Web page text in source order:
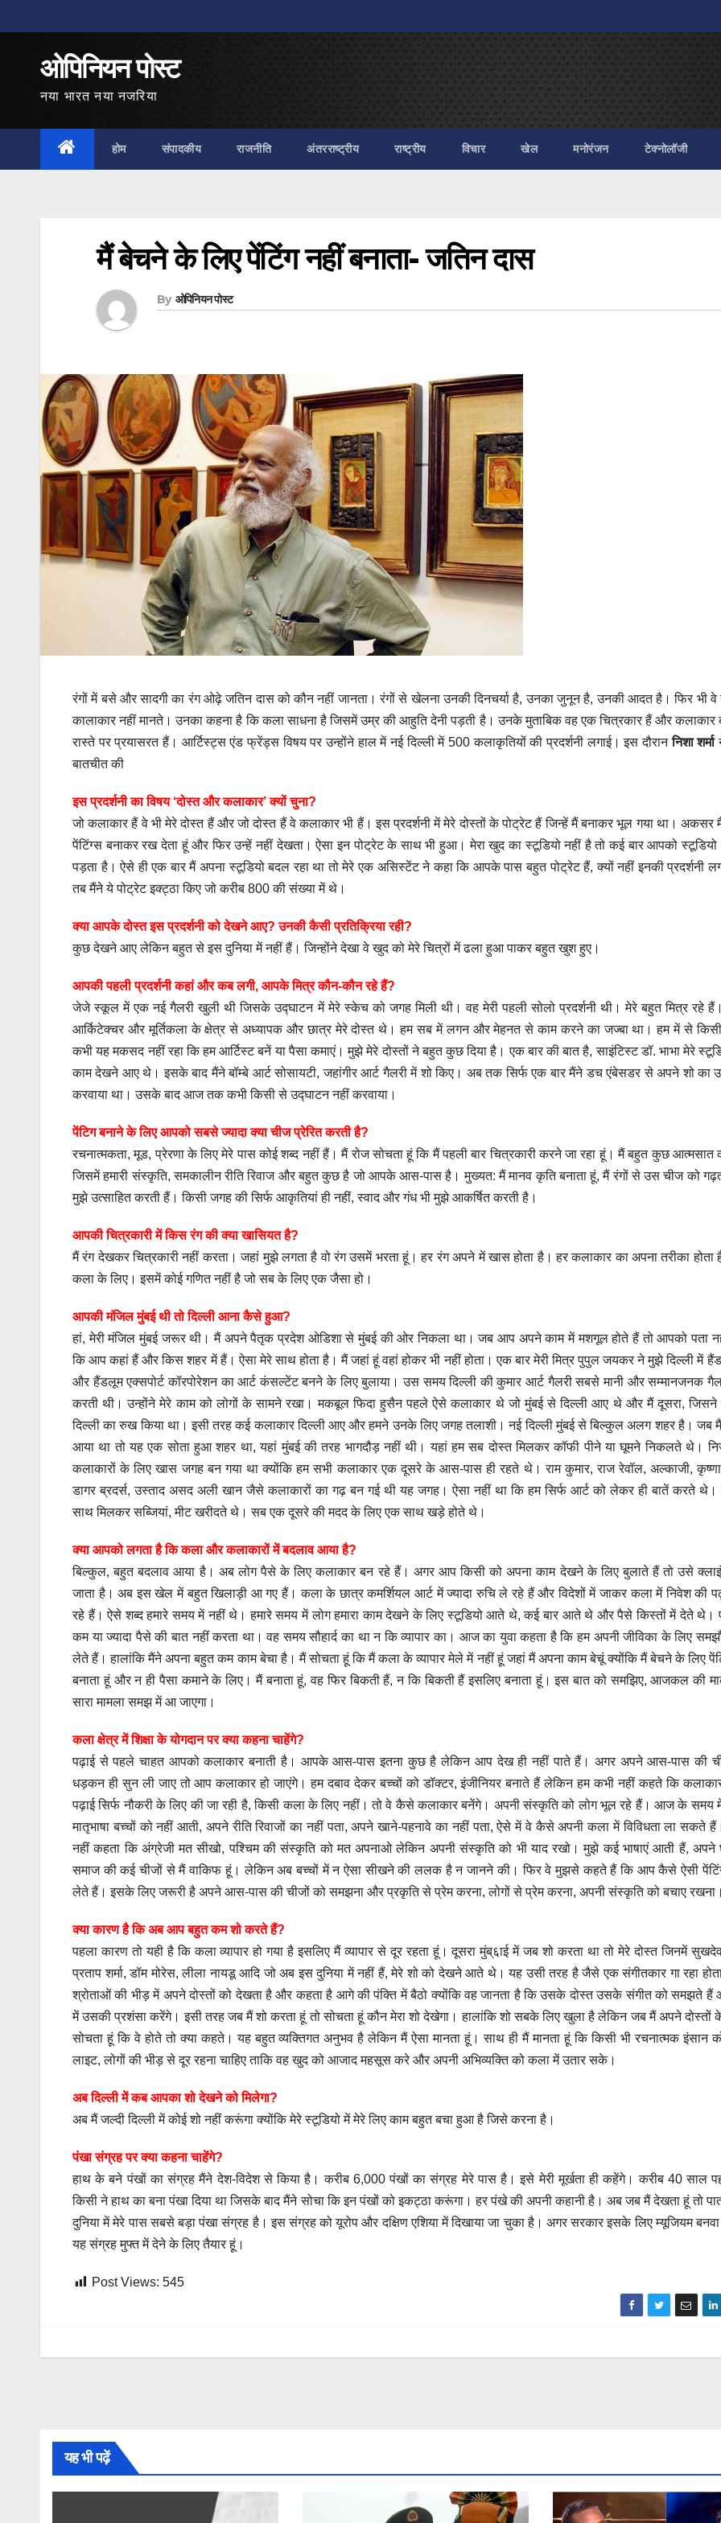
to
ओपिनियन पोस्ट
नया भारत नया नजरिया
होम संपादकीय राजनीति अंतरराष्ट्रीय राष्ट्रीय विचार खेल मनोरंजन टेक्नोलॉजी
मैं बेचने के लिए पेंटिंग नहीं बनाता- जतिन दास
By ओपिनियन पोस्ट
रंगों में बसे और सादगी का रंग ओढ़े जतिन दास को कौन नहीं जानता। रंगों से खेलना उनकी दिनचर्या है, उनका जुनून है, उनकी आदत है। फिर भी
कालाकार नहीं मानते। उनका कहना है कि कला साधना है जिसमें उम्र की आहुति देनी पड़ती है। उनके मुताबिक वह एक चित्रकार हैं और
रास्ते पर प्रयासरत हैं। आर्टिस्ट्स एंड फ्रेंड्स विषय पर उन्होंने हाल में नई दिल्ली में 500 कलाकृतियों की प्रदर्शनी लगाई। इस दौराननिशा शर्मा
बातचीत की
इस प्रदर्शनी का विषय ‘दोस्त और कलाकार’ क्यों चुना?
जो कलाकार हैं वे भी मेरे दोस्त हैं और जो दोस्त हैं वे कलाकार भी हैं। इस प्रदर्शनी में मेरे दोस्तों के पोट्रेट हैं जिन्हें मैं बनाकर भूल गया था। अकसर
पेंटिंग्स बनाकर रख देता हूं और फिर उन्हें नहीं देखता। ऐसा इन पोट्रेट के साथ भी हुआ। मेरा खुद का स्टूडियो नहीं है तो कई बार आपको स्टूडियो
पड़ता है। ऐसे ही एक बार मैं अपना स्टूडियो बदल रहा था तो मेरे एक असिस्टेंट ने कहा कि आपके पास बहुत पोट्रेट हैं, क्यों नहीं इनकी प्रदर्शनी
तब मैंने ये पोट्रेट इक्ट्ठा किए जो करीब 800 की संख्या में थे।
क्या आपके दोस्त इस प्रदर्शनी को देखने आए? उनकी कैसी प्रतिक्रिया रही?
कुछ देखने आए लेकिन बहुत से इस दुनिया में नहीं हैं। जिन्होंने देखा वे खुद को मेरे चित्रों में ढला हुआ पाकर बहुत खुश हुए।
आपकी पहली प्रदर्शनी कहां और कब लगी, आपके मित्र कौन-कौन रहे हैं?
जेजे स्कूल में एक नई गैलरी खुली थी जिसके उद्घाटन में मेरे स्केच को जगह मिली थी। वह मेरी पहली सोलो प्रदर्शनी थी। मेरे बहुत मित्र रहे
आर्किटेक्चर और मूर्तिकला के क्षेत्र से अध्यापक और छात्र मेरे दोस्त थे। हम सब में लगन और मेहनत से काम करने का जज्बा था। हम में से
कभी यह मकसद नहीं रहा कि हम आर्टिस्ट बनें या पैसा कमाएं। मुझे मेरे दोस्तों ने बहुत कुछ दिया है। एक बार की बात है, साइंटिस्ट डॉ. भाभा मेरे
काम देखने आए थे। इसके बाद मैंने बॉम्बे आर्ट सोसायटी, जहांगीर आर्ट गैलरी में शो किए। अब तक सिर्फ एक बार मैंने डच एंबेसडर से अपने शो का
करवाया था। उसके बाद आज तक कभी किसी से उद्घाटन नहीं करवाया।
पेंटिग बनाने के लिए आपको सबसे ज्यादा क्या चीज प्रेरित करती है?
रचनात्मकता, मूड, प्रेरणा के लिए मेरे पास कोई शब्द नहीं हैं। मैं रोज सोचता हूं कि मैं पहली बार चित्रकारी करने जा रहा हूं। मैं बहुत कुछ आत्मसात
जिसमें हमारी संस्कृति, समकालीन रीति रिवाज और बहुत कुछ है जो आपके आस-पास है। मुख्यत: मैं मानव कृति बनाता हूं, मैं रंगों से उस चीज को
मुझे उत्साहित करती हैं। किसी जगह की सिर्फ आकृतियां ही नहीं, स्वाद और गंध भी मुझे आकर्षित करती है।
आपकी चित्रकारी में किस रंग की क्या खासियत है?
मैं रंग देखकर चित्रकारी नहीं करता। जहां मुझे लगता है वो रंग उसमें भरता हूं। हर रंग अपने में खास होता है। हर कलाकार का अपना तरीका होता
कला के लिए। इसमें कोई गणित नहीं है जो सब के लिए एक जैसा हो।
आपकी मंजिल मुंबई थी तो दिल्ली आना कैसे हुआ?
हां, मेरी मंजिल मुंबई जरूर थी। मैं अपने पैतृक प्रदेश ओडिशा से मुंबई की ओर निकला था। जब आप अपने काम में मशगूल होते हैं तो आपको पता
कि आप कहां हैं और किस शहर में हैं। ऐसा मेरे साथ होता है। मैं जहां हूं वहां होकर भी नहीं होता। एक बार मेरी मित्र पुपुल जयकर ने मुझे दिल्ली में
और हैंडलूम एक्सपोर्ट कॉरपोरेशन का आर्ट कंसल्टेंट बनने के लिए बुलाया। उस समय दिल्ली की कुमार आर्ट गैलरी सबसे मानी और सम्मानजनक
करती थी। उन्होंने मेरे काम को लोगों के सामने रखा। मकबूल फिदा हुसैन पहले ऐसे कलाकार थे जो मुंबई से दिल्ली आए थे और मैं दूसरा, जिसने
दिल्ली का रुख किया था। इसी तरह कई कलाकार दिल्ली आए और हमने उनके लिए जगह तलाशी। नई दिल्ली मुंबई से बिल्कुल अलग शहर है। जब मैं
आया था तो यह एक सोता हुआ शहर था, यहां मुंबई की तरह भागदौड़ नहीं थी। यहां हम सब दोस्त मिलकर कॉफी पीने या घूमने निकलते थे।
कलाकारों के लिए खास जगह बन गया था क्योंकि हम सभी कलाकार एक दूसरे के आस-पास ही रहते थे। राम कुमार, राज रेवॉल, अल्काजी,
डागर ब्रदर्स, उस्ताद असद अली खान जैसे कलाकारों का गढ़ बन गई थी यह जगह। ऐसा नहीं था कि हम सिर्फ आर्ट को लेकर ही बातें करते
साथ मिलकर सब्जियां, मीट खरीदते थे। सब एक दूसरे की मदद के लिए एक साथ खड़े होते थे।
क्या आपको लगता है कि कला और कलाकारों में बदलाव आया है?
बिल्कुल, बहुत बदलाव आया है। अब लोग पैसे के लिए कलाकार बन रहे हैं। अगर आप किसी को अपना काम देखने के लिए बुलाते हैं तो उसे
जाता है। अब इस खेल में बहुत खिलाड़ी आ गए हैं। कला के छात्र कमर्शियल आर्ट में ज्यादा रुचि ले रहे हैं और विदेशों में जाकर कला में निवेश की
रहे हैं। ऐसे शब्द हमारे समय में नहीं थे। हमारे समय में लोग हमारा काम देखने के लिए स्टूडियो आते थे, कई बार आते थे और पैसे किस्तों में देते थे।
कम या ज्यादा पैसे की बात नहीं करता था। वह समय सौहार्द का था न कि व्यापार का। आज का युवा कहता है कि हम अपनी जीविका के लिए
लेते हैं। हालांकि मैंने अपना बहुत कम काम बेचा है। मैं सोचता हूं कि मैं कला के व्यापार मेले में नहीं हूं जहां मैं अपना काम बेचूं क्योंकि मैं बेचने के लिए
बनाता हूं और न ही पैसा कमाने के लिए। मैं बनाता हूं, वह फिर बिकती हैं, न कि बिकती हैं इसलिए बनाता हूं। इस बात को समझिए, आजकल की
सारा मामला समझ में आ जाएगा।
कला क्षेत्र में शिक्षा के योगदान पर क्या कहना चाहेंगे?
पढ़ाई से पहले चाहत आपको कलाकार बनाती है। आपके आस-पास इतना कुछ है लेकिन आप देख ही नहीं पाते हैं। अगर अपने आस-पास की
धड़कन ही सुन ली जाए तो आप कलाकार हो जाएंगे। हम दबाव देकर बच्चों को डॉक्टर, इंजीनियर बनाते हैं लेकिन हम कभी नहीं कहते कि
पढ़ाई सिर्फ नौकरी के लिए की जा रही है, किसी कला के लिए नहीं। तो वे कैसे कलाकार बनेंगे। अपनी संस्कृति को लोग भूल रहे हैं। आज के समय
मातृभाषा बच्चों को नहीं आती, अपने रीति रिवाजों का नहीं पता, अपने खाने-पहनावे का नहीं पता, ऐसे में वे कैसे अपनी कला में विविधता ला सकते
नहीं कहता कि अंग्रेजी मत सीखो, पश्चिम की संस्कृति को मत अपनाओ लेकिन अपनी संस्कृति को भी याद रखो। मुझे कई भाषाएं आती हैं, अपने
समाज की कई चीजों से मैं वाकिफ हूं। लेकिन अब बच्चों में न ऐसा सीखने की ललक है न जानने की। फिर वे मुझसे कहते हैं कि आप कैसे ऐसी
लेते हैं। इसके लिए जरूरी है अपने आस-पास की चीजों को समझना और प्रकृति से प्रेम करना, लोगों से प्रेम करना, अपनी संस्कृति को बचाए रखना।
क्या कारण है कि अब आप बहुत कम शो करते हैं?
पहला कारण तो यही है कि कला व्यापार हो गया है इसलिए मैं व्यापार से दूर रहता हूं। दूसरा मुंब्६ाई में जब शो करता था तो मेरे दोस्त जिनमें
प्रताप शर्मा, डॉम मोरेस, लीला नायडू आदि जो अब इस दुनिया में नहीं हैं, मेरे शो को देखने आते थे। यह उसी तरह है जैसे एक संगीतकार गा रहा
श्रोताओं की भीड़ में अपने दोस्तों को देखता है और कहता है आगे की पंक्ति में बैठो क्योंकि वह जानता है कि उसके दोस्त उसके संगीत को समझते हैं
में उसकी प्रशंसा करेंगे। इसी तरह जब मैं शो करता हूं तो सोचता हूं कौन मेरा शो देखेगा। हालांकि शो सबके लिए खुला है लेकिन जब मैं अपने दोस्तों
सोचता हूं कि वे होते तो क्या कहते। यह बहुत व्यक्तिगत अनुभव है लेकिन मैं ऐसा मानता हूं। साथ ही मैं मानता हूं कि किसी भी रचनात्मक इंसान
लाइट, लोगों की भीड़ से दूर रहना चाहिए ताकि वह खुद को आजाद महसूस करे और अपनी अभिव्यक्ति को कला में उतार सके।
अब दिल्ली में कब आपका शो देखने को मिलेगा?
अब मैं जल्दी दिल्ली में कोई शो नहीं करूंगा क्योंकि मेरे स्टूडियो में मेरे लिए काम बहुत बचा हुआ है जिसे करना है।
पंखा संग्रह पर क्या कहना चाहेंगे?
हाथ के बने पंखों का संग्रह मैंने देश-विदेश से किया है। करीब 6,000 पंखों का संग्रह मेरे पास है। इसे मेरी मूर्खता ही कहेंगे। करीब 40 साल
किसी ने हाथ का बना पंखा दिया था जिसके बाद मैंने सोचा कि इन पंखों को इकट्ठा करूंगा। हर पंखे की अपनी कहानी है। अब जब मैं देखता हूं तो
दुनिया में मेरे पास सबसे बड़ा पंखा संग्रह है। इस संग्रह को यूरोप और दक्षिण एशिया में दिखाया जा चुका है। अगर सरकार इसके लिए म्यूजियम बनवा
यह संग्रह मुफ्त में देने के लिए तैयार हूं।
Post Views: 545
यह विपक्ष की मूर्खता
का नतीजा है
करने
यह भी पढ़ें